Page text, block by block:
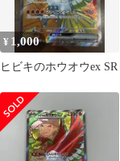
¥ 1,000
ヒビキのホウオウex SR